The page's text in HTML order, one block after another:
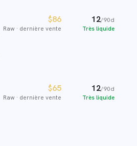
$86
Raw · dernière vente
12/90d
Très liquide
$65
Raw · dernière vente
12/90d
Très liquide